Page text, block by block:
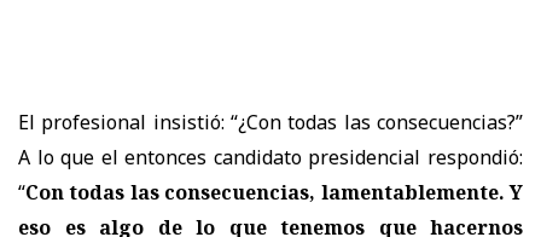
El profesional insistió: “¿Con todas las consecuencias?”
A lo que el entonces candidato presidencial respondió:
“Con todas las consecuencias, lamentablemente. Y
eso es algo de lo que tenemos que hacernos